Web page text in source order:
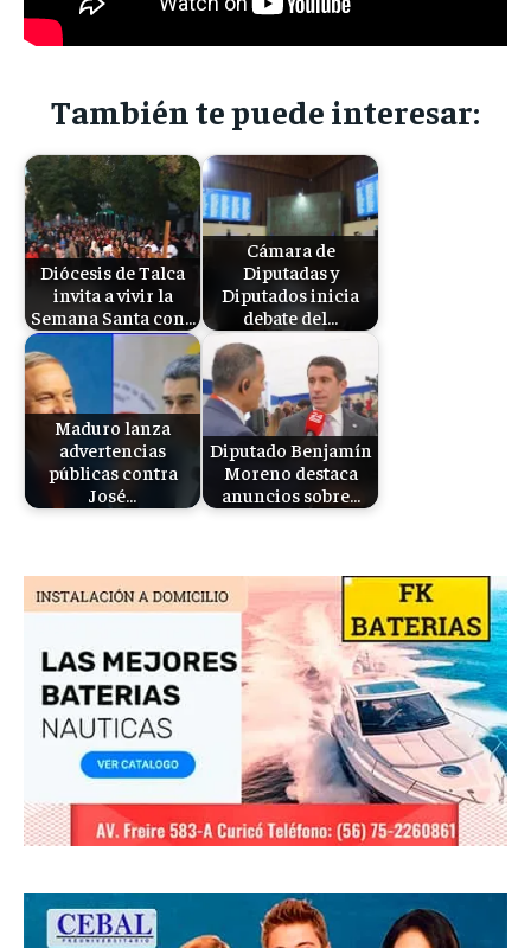
También te puede interesar:
Diócesis de Talca
invita a vivir la
Semana Santa con…
Cámara de
Diputadas y
Diputados inicia
debate del…
Maduro lanza
advertencias
públicas contra
José…
Diputado Benjamín
Moreno destaca
anuncios sobre…